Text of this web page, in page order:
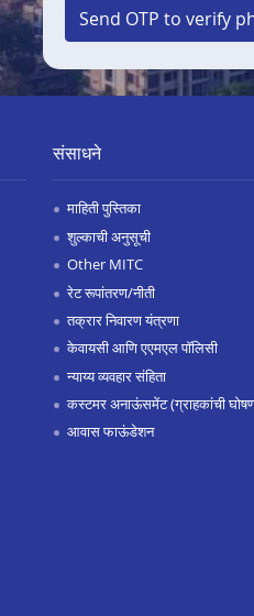
Send OTP to verify
संसाधने
माहिती पुस्तिका
शुल्काची अनुसूची
Other MITC
रेट रूपांतरण/नीती
तक्रार निवारण यंत्रणा
केवायसी आणि एएमएल पॉलिसी
न्याय्य व्यवहार संहिता
कस्टमर अनाऊंसमेंट (ग्राहकांची
आवास फाऊंडेशन